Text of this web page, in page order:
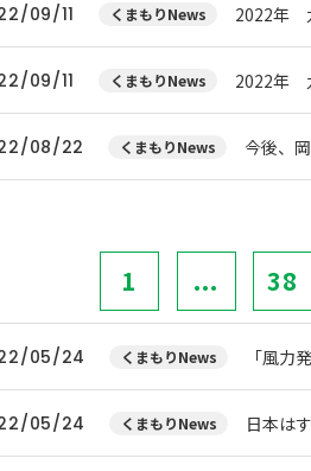
09/11 くまもりNews 2022年
09/11 くまもりNews 2022年
08/22 くまもりNews 今後、
1 ... 38
05/24 くまもりNews 「風力
05/24 くまもりNews 日本は